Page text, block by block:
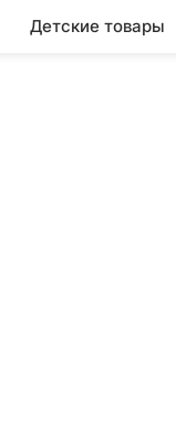
Детские товары